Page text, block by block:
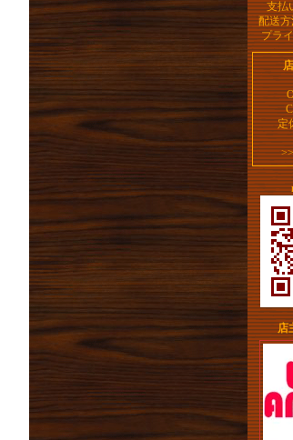
支払
配送
プラ
定
店